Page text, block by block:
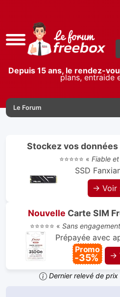
Accès
rapide
Depuis 15 ans, le rendez-
plans, entraide
Le Forum
Stockez vos
⭐⭐⭐⭐⭐ « Fiable
SSD
→ Voir
Nouvelle Carte SIM
⭐⭐⭐⭐⭐ « Sans
Prépayée avec
Promo
-35% →
Dernier relevé de